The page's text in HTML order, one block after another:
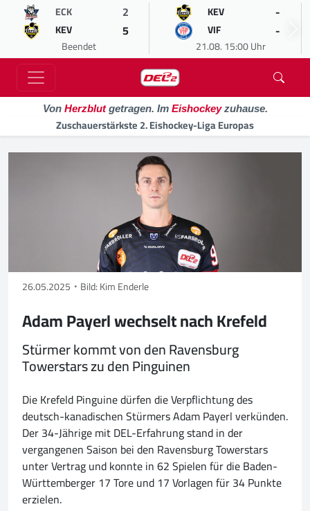
ECK 2
KEV 5
Beendet
KEV -
VIF -
21.08. 15:00 Uhr
Von Herzblutgetragen. Im Eishockeyzuhause.
Zuschauerstärkste 2. Eishockey-Liga Europas
26.05.2025 Bild: Kim Enderle
Adam Payerl wechselt nach Krefeld
Stürmer kommt von den Ravensburg
Towerstars zu den Pinguinen
Die Krefeld Pinguine dürfen die Verpflichtung des
deutsch-kanadischen Stürmers Adam Payerl verkünden.
Der 34-Jährige mit DEL-Erfahrung stand in der
vergangenen Saison bei den Ravensburg Towerstars
unter Vertrag und konnte in 62 Spielen für die Baden-
Württemberger 17 Tore und 17 Vorlagen für 34 Punkte
erzielen.